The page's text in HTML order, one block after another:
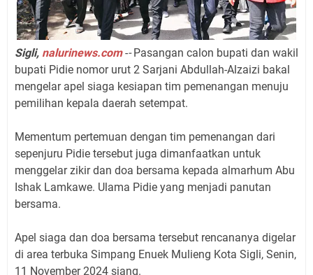
Sigli, nalurinews.com-- Pasangan calon bupati dan wakil
bupati Pidie nomor urut 2 Sarjani Abdullah-Alzaizi bakal
mengelar apel siaga kesiapan tim pemenangan menuju
pemilihan kepala daerah setempat.
Mementum pertemuan dengan tim pemenangan dari
sepenjuru Pidie tersebut juga dimanfaatkan untuk
menggelar zikir dan doa bersama kepada almarhum Abu
Ishak Lamkawe. Ulama Pidie yang menjadi panutan
bersama.
Apel siaga dan doa bersama tersebut rencananya digelar
di area terbuka Simpang Enuek Mulieng Kota Sigli, Senin,
11 November 2024 siang.